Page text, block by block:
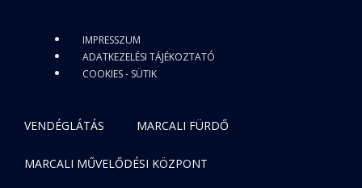
IMPRESSZUM
ADATKEZELÉSI TÁJÉKOZTATÓ
COOKIES - SÜTIK
VENDÉGLÁTÁS MARCALI FÜRDŐ
MARCALI MŰVELŐDÉSI KÖZPONT